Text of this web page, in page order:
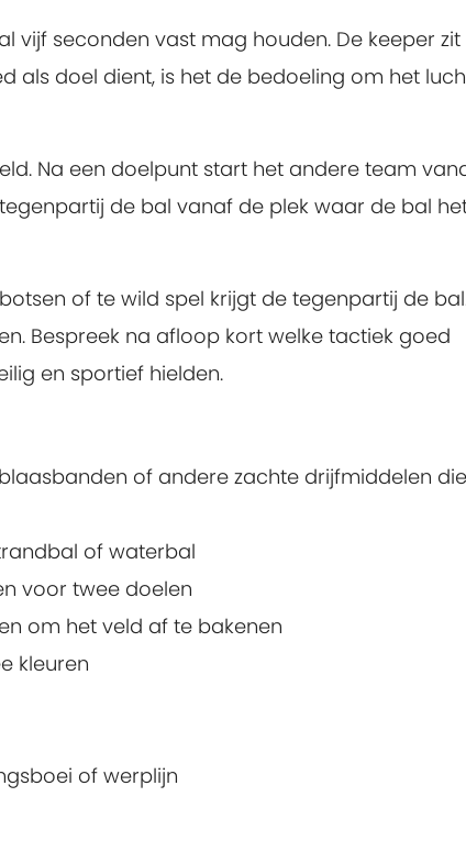
vijf seconden vast mag houden. De keeper zit
als doel dient, is het de bedoeling om het
Na een doelpunt start het andere team
de bal vanaf de plek waar de bal
of te wild spel krijgt de tegenpartij de
Bespreek na afloop kort welke tactiek goed
en sportief hielden.
of andere zachte drijfmiddelen die
of waterbal
voor twee doelen
om het veld af te bakenen
kleuren
of werplijn